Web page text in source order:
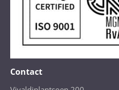
Contact